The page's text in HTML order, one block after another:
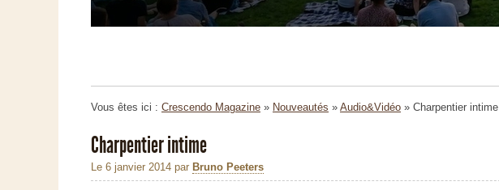
Vous êtes ici : Crescendo Magazine » Nouveautés » Audio&Vidéo » Charpentier intime
Charpentier intime
Le 6 janvier 2014 par Bruno Peeters